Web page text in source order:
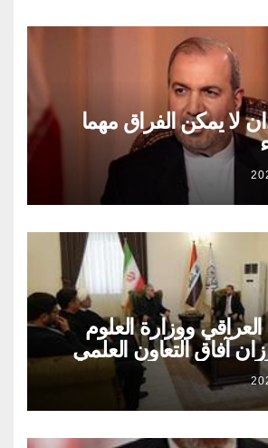
لا يمكن الفراق مهما
ووزارة العلوم
آفاق التعاون العلمي